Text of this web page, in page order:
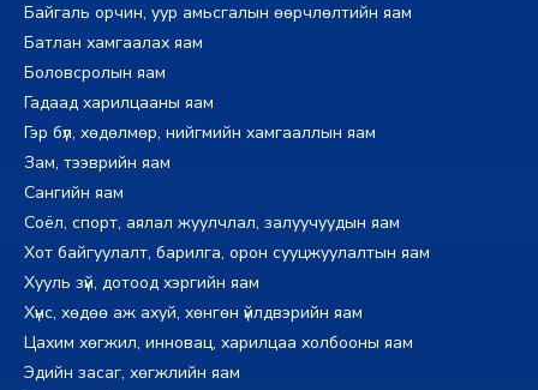
Байгаль орчин, уур амьсгалын өөрчлөлтийн яам
Батлан хамгаалах яам
Боловсролын яам
Гадаад харилцааны яам
Гэр бүл, хөдөлмөр, нийгмийн хамгааллын яам
Зам, тээврийн яам
Сангийн яам
Соёл, спорт, аялал жуулчлал, залуучуудын яам
Хот байгуулалт, барилга, орон сууцжуулалтын яам
Хууль зүй, дотоод хэргийн яам
Хүнс, хөдөө аж ахуй, хөнгөн үйлдвэрийн яам
Цахим хөгжил, инновац, харилцаа холбооны яам
Эдийн засаг, хөгжлийн яам